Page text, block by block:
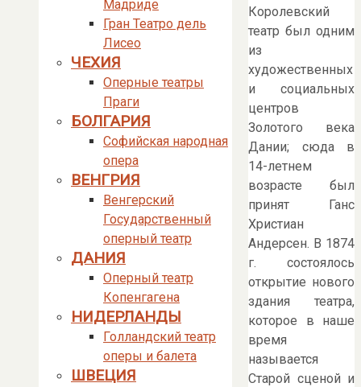
Королевский
театр был одним
из
художественных
и социальных
центров
Золотого века
Дании; сюда в
14-летнем
возрасте был
принят Ганс
Христиан
Андерсен. В 1874
г. состоялось
открытие нового
здания театра,
которое в наше
время
называется
Старой сценой и
Мадриде
Гран Театро дель
Лисео
ЧЕХИЯ
Оперные театры
Праги
БОЛГАРИЯ
Софийская народная
опера
ВЕНГРИЯ
Венгерский
Государственный
оперный театр
ДАНИЯ
Оперный театр
Копенгагена
НИДЕРЛАНДЫ
Голландский театр
оперы и балета
ШВЕЦИЯ